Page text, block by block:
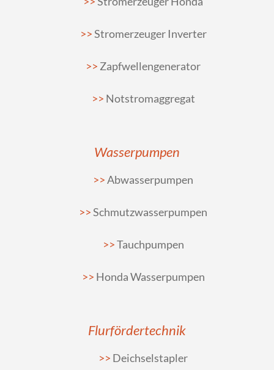
Stromerzeuger Inverter
Zapfwellengenerator
Notstromaggregat
Wasserpumpen
Abwasserpumpen
Schmutzwasserpumpen
Tauchpumpen
Honda Wasserpumpen
Flurfördertechnik
Deichselstapler